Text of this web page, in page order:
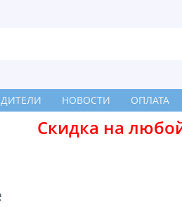
НОВОСТИ ОПЛАТА
Скидка на